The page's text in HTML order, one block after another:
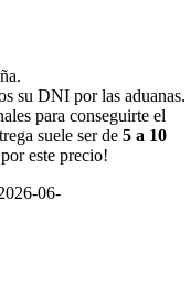
su DNI por las aduanas.
para conseguirte el
suele ser de5 a 10
este precio!
06-